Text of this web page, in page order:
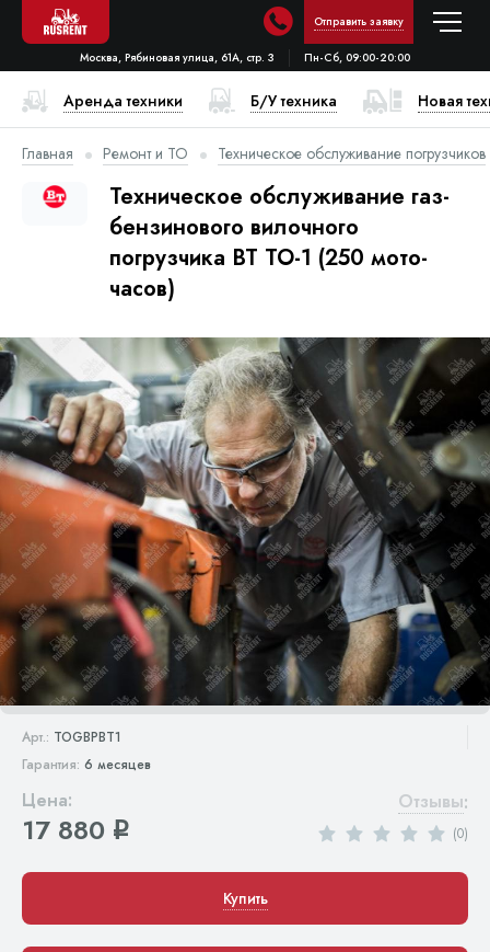
Отправить заявку
Москва, Рябиновая улица, 61А, стр. 3 Пн-Сб, 09:00-20:00
Аренда техники Б/У техника Новая
Главная Ремонт и ТО Техническое обслуживание погрузчиков
Техническое обслуживание газ-
бензинового вилочного
погрузчика BT ТО-1 (250 мото-
часов)
Арт.: TOGBPBT1
Гарантия: 6 месяцев
Цена:
17 880 q
Отзывы:
(0)
Купить